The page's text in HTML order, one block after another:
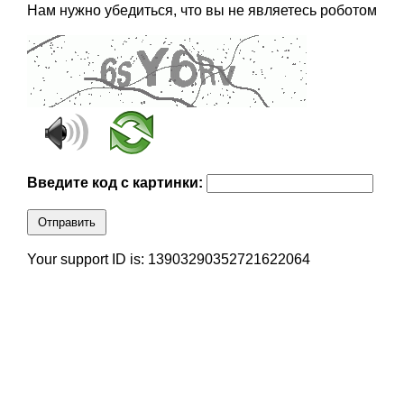
Нам нужно убедиться, что вы не являетесь роботом
Введите код с картинки:
Отправить
Your support ID is: 13903290352721622064